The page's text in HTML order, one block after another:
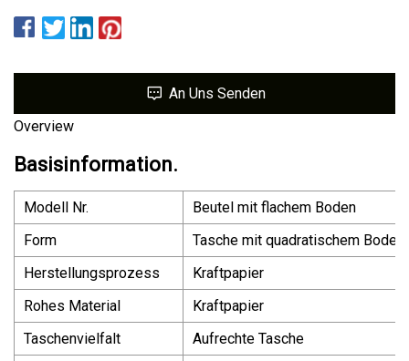
An Uns Senden
Overview
Basisinformation.
Modell Nr.
Beutel mit flachem Boden
Form
Tasche mit quadratischem Boden
Herstellungsprozess
Kraftpapier
Rohes Material
Kraftpapier
Taschenvielfalt
Aufrechte Tasche